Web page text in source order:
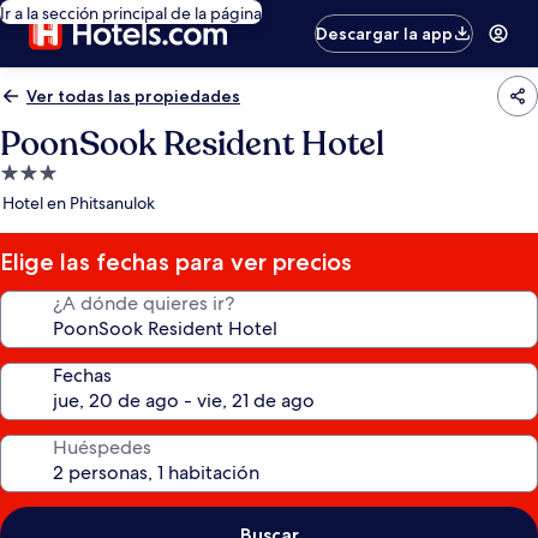
Ir a la sección principal de la página
Descargar la app
Ver todas las propiedades
PoonSook Resident Hotel
Propiedad
de
estrellas
Hotel en Phitsanulok
Elige las fechas para ver precios
¿A dónde quieres ir?
Fechas
Huéspedes